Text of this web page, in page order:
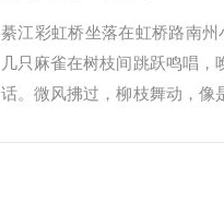
綦江彩虹桥坐落在虹桥路南
几只麻雀在树枝间跳跃鸣唱
话。微风拂过，柳枝舞动，像